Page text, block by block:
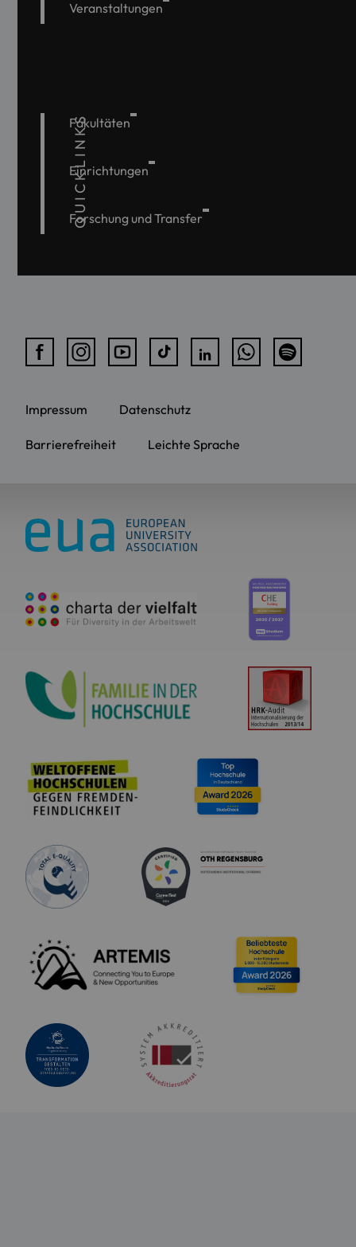
Veranstaltungen
QUICKLINKS
Fakultäten
Einrichtungen
Forschung und Transfer
Impressum Datenschutz
Barrierefreiheit Leichte Sprache